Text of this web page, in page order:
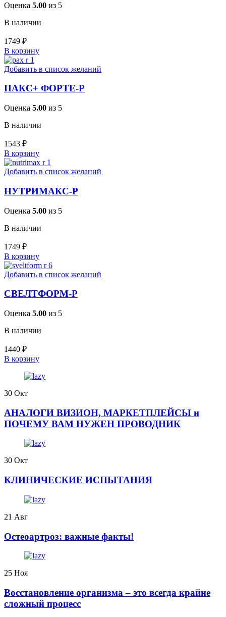
Оценка 5.00 из 5
В наличии
1749 ₽
В корзину
Добавить в список желаний
ПАКС+ ФОРТЕ-Р
Оценка 5.00 из 5
В наличии
1543 ₽
В корзину
Добавить в список желаний
НУТРИМАКС-Р
Оценка 5.00 из 5
В наличии
1749 ₽
В корзину
Добавить в список желаний
СВЕЛТФОРМ-Р
Оценка 5.00 из 5
В наличии
1440 ₽
В корзину
30 Окт
АНАЛОГИ ВИЗИОН, МАРКЕТПЛЕЙСЫ и
ПОЧЕМУ ВАМ НУЖЕН ПРОВОДНИК
30 Окт
КЛИНИЧЕСКИЕ ИСПЫТАНИЯ
21 Авг
️Остеоартроз: важные факты!
25 Ноя
Восстановление организма – это всегда крайне
сложный процесс